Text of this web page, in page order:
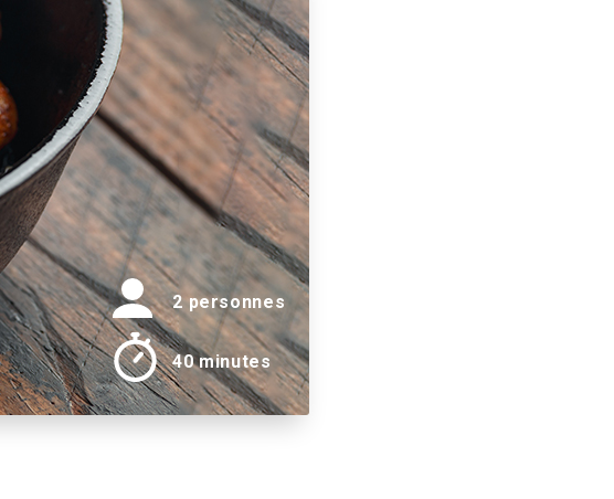
2 personnes
40 minutes